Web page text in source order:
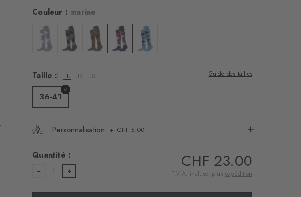
Couleur : marine
Couleur : grey melange
Couleur : nougat
Couleur : marine
Taille :
EU UK US Guide des tailles
36-41
Personnalisation CHF 5.00
Quantité :
1 CHF 23.00
T.V.A. incluse, plus expédition